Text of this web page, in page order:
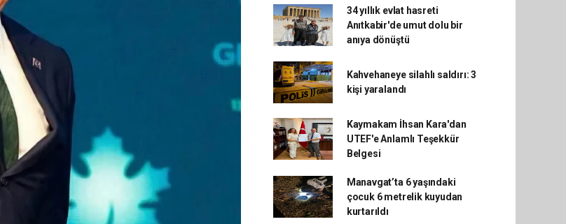
34 yıllık evlat hasreti
Anıtkabir'de umut dolu bir
anıya dönüştü
Kahvehaneye silahlı saldırı: 3
kişi yaralandı
Kaymakam İhsan Kara'dan
UTEF'e Anlamlı Teşekkür
Belgesi
Manavgat’ta 6 yaşındaki
çocuk 6 metrelik kuyudan
kurtarıldı